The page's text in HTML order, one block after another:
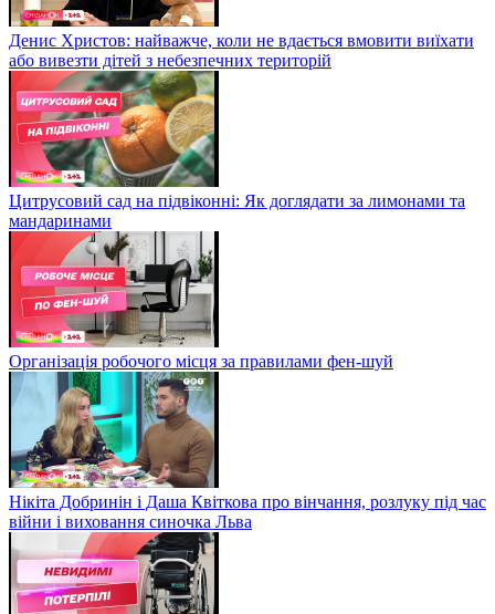
Денис Христов: найважче, коли не вдається вмовити виїхати
або вивезти дітей з небезпечних територій
Цитрусовий сад на підвіконні: Як доглядати за лимонами та
мандаринами
Організація робочого місця за правилами фен-шуй
Нікіта Добринін і Даша Квіткова про вінчання, розлуку під час
війни і виховання синочка Льва